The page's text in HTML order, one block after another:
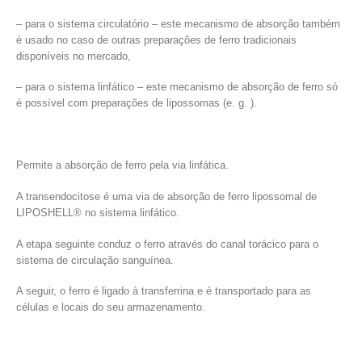
– para o sistema circulatório – este mecanismo de absorção também
é usado no caso de outras preparações de ferro tradicionais
disponíveis no mercado,
– para o sistema linfático – este mecanismo de absorção de ferro só
é possível com preparações de lipossomas (e. g. ).
Permite a absorção de ferro pela via linfática.
A transendocitose é uma via de absorção de ferro lipossomal de
LIPOSHELL® no sistema linfático.
A etapa seguinte conduz o ferro através do canal torácico para o
sistema de circulação sanguínea.
A seguir, o ferro é ligado à transferrina e é transportado para as
células e locais do seu armazenamento.